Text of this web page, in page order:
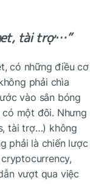
tài trợ…”
có những điều cơ
phải chìa
vào sân bóng
có một đôi. Nhưng
tài trợ…) không
phải là chiến lược
vượt qua việc